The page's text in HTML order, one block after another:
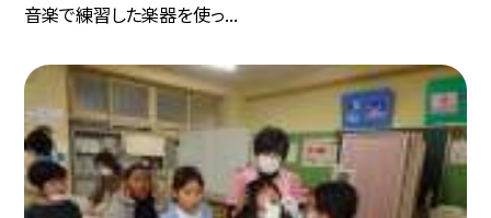
音楽で練習した楽器を使っ...